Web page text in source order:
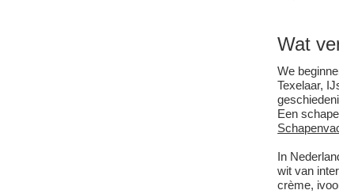
Wat
We
Texelaar,
Een
In
wit van
crème,